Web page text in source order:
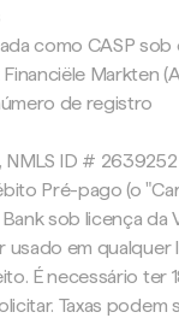
como CASP sob
Markten
de registro
NMLS ID # 2639252
Pré-pago (o
sob licença da
usado em qualquer
É necessário ter
Taxas podem